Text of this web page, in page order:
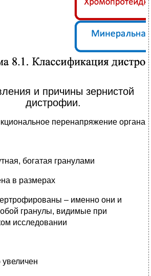
и причины зернистой
дистрофии.
перенапряжение органа
богатая гранулами
в размерах
– именно они и
гранулы, видимые при
исследовании
увеличен